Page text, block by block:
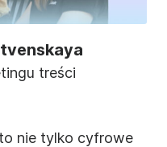
treści
nie tylko cyfrowe